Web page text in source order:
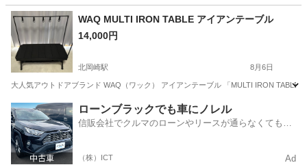
愛知 名古屋市 WAQ MULTI IRON TABLE アイアンテーブル
14,000円
北岡崎駅 8月6日
大人気アウトドアブランド WAQ（ワック） アイアンテーブル 「MULTI IRON
愛知 岡崎市 北岡崎駅 家具
ローンブラックでも車にノレル
信販会社でクルマのローンやリースが通らなくてもク
（株）ICT Ad